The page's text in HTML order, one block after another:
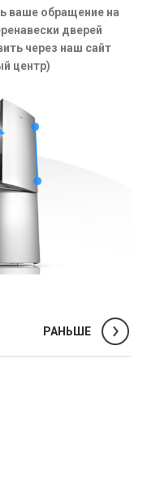
ваше обращение на
дверей
через наш сайт
центр)
РАНЬШЕ